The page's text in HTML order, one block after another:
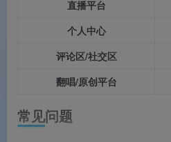
直播平台
个人中心
评论区/社交区
翻唱/原创平台
常见问题